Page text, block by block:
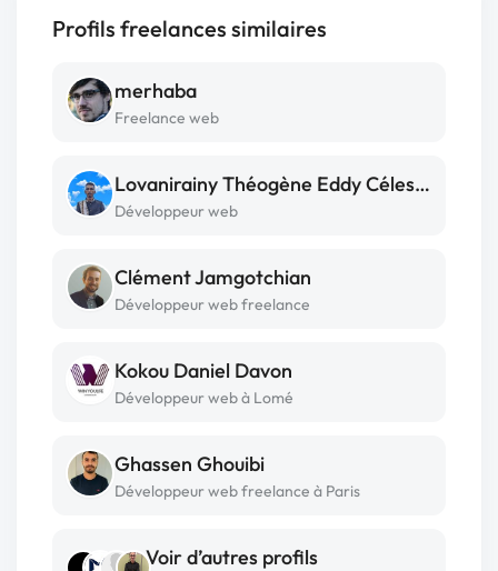
Profils freelances similaires
merhaba
Freelance web
Lovanirainy Théogène Eddy Célestin Rafanomezana
Développeur web
Clément Jamgotchian
Développeur web freelance
Kokou Daniel Davon
Développeur web à Lomé
Ghassen Ghouibi
Développeur web freelance à Paris
Voir d’autres profils